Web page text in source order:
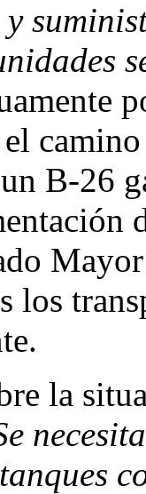
B-26
los
la